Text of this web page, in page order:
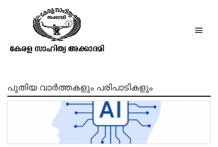
കുന്ദനന്ദിനി
പുതിയ വാർത്തകളും പരിപാടികളും